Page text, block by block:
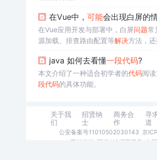
在Vue中， 可能会出现白屏的情
在Vue应用开发与部署中，白屏问题常
源加载、排查路由配置等解决方法，
java 如何去看懂一段代码?
本文介绍了一种适合初学者的代码阅
段代码的具体功能。
关于我
们
招贤纳
士
商务合
作
寻
道
公安备案号11010502030143 京
家长监护
网络110报警服务 中